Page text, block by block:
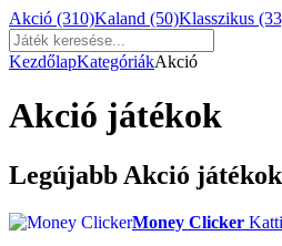
Akció (310)Kaland (50)Klasszikus
KezdőlapKategóriákAkció
Akció játékok
Legújabb Akció játékok
Money Clicker